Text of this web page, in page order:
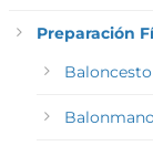
Preparación
Baloncesto
Balonmano